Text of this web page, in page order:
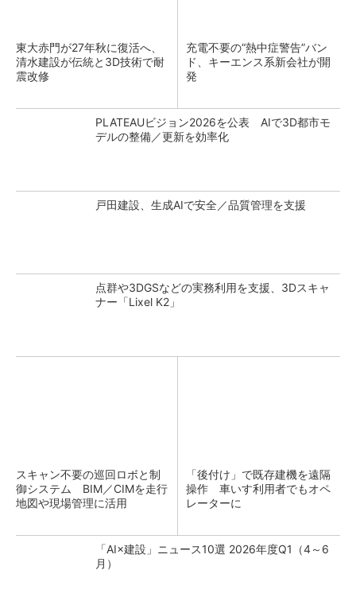
東大赤門が27年秋に復活へ、
清水建設が伝統と3D技術で耐
震改修
充電不要の“熱中症警告”バン
ド、キーエンス系新会社が開
発
PLATEAUビジョン2026を公表 AIで3D都市モ
デルの整備／更新を効率化
戸田建設、生成AIで安全／品質管理を支援
点群や3DGSなどの実務利用を支援、3Dスキャ
ナー「Lixel K2」
スキャン不要の巡回ロボと制
御システム BIM／CIMを走行
地図や現場管理に活用
「後付け」で既存建機を遠隔
操作 車いす利用者でもオペ
レーターに
「AI×建設」ニュース10選 2026年度Q1（4～6
月）